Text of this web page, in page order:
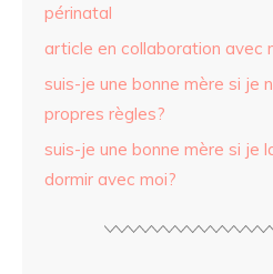
périnatal
article en collaboration avec
suis-je une bonne mère si je
propres règles?
suis-je une bonne mère si je
dormir avec moi?